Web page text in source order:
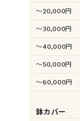
～20,000円
～30,000円
～40,000円
～50,000円
～60,000円
鉢カバー